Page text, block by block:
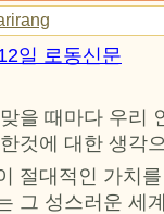
일 로동신문
을 때마다 우리
것에 대한 생각
절대적인 가치
그 성스러운 세